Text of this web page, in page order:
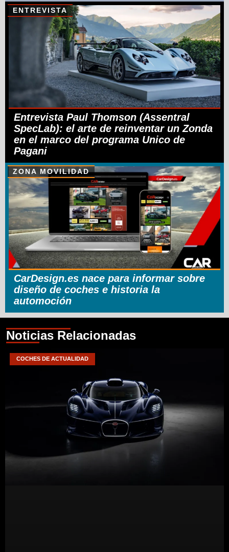
ENTREVISTA
Entrevista Paul Thomson (Assentral
SpecLab): el arte de reinventar un Zonda
en el marco del programa Unico de
Pagani
ZONA MOVILIDAD
CarDesign.es nace para informar sobre
diseño de coches e historia la
automoción
Noticias Relacionadas
COCHES DE ACTUALIDAD